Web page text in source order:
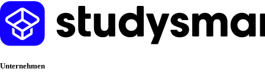
Unternehmen